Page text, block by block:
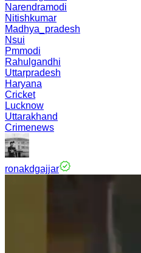
Narendramodi
Nitishkumar
Madhya_pradesh
Nsui
Pmmodi
Rahulgandhi
Uttarpradesh
Haryana
Cricket
Lucknow
Uttarakhand
Crimenews
ronakdgajjar